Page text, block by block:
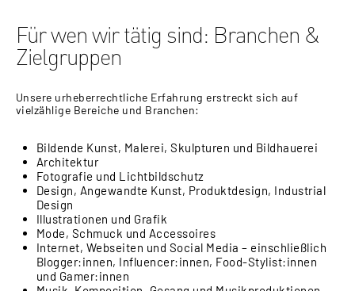
Für wen wir tätig sind: Branchen &
Zielgruppen
Unsere urheberrechtliche Erfahrung erstreckt sich auf
vielzählige Bereiche und Branchen:
Bildende Kunst, Malerei, Skulpturen und Bildhauerei
Architektur
Fotografie und Lichtbildschutz
Design, Angewandte Kunst, Produktdesign, Industrial
Design
Illustrationen und Grafik
Mode, Schmuck und Accessoires
Internet, Webseiten und Social Media – einschließlich
Blogger:innen, Influencer:innen, Food-Stylist:innen
und Gamer:innen